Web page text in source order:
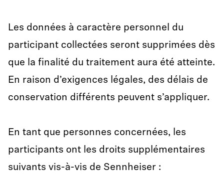
Les données à caractère personnel du
participant collectées seront supprimées dès
que la finalité du traitement aura été atteinte.
En raison d’exigences légales, des délais de
conservation différents peuvent s’appliquer.
En tant que personnes concernées, les
participants ont les droits supplémentaires
suivants vis-à-vis de Sennheiser :